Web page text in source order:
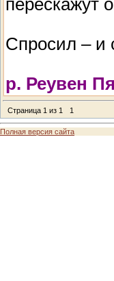
перескажут
Спросил – и
р. Реувен
Страница 1 из 1 1
Полная версия сайта